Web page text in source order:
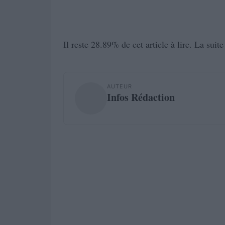
Il reste 28.89% de cet article à lire. La suite
AUTEUR
Infos Rédaction